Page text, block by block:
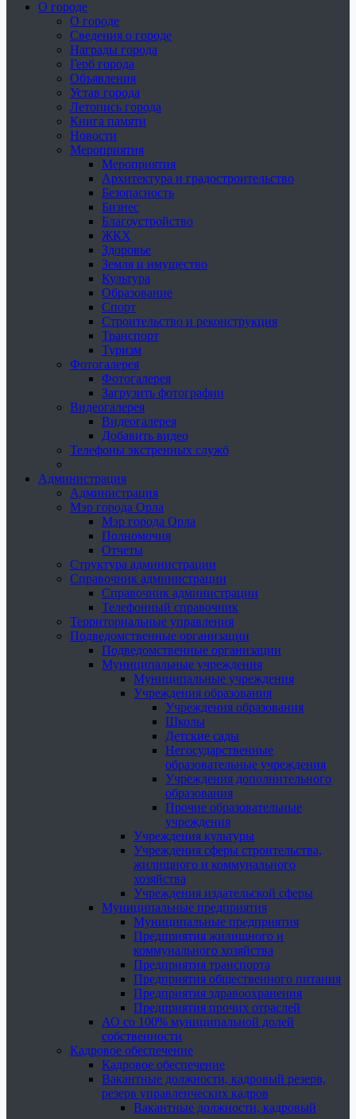
О городе
О городе
Сведения о городе
Награды города
Герб города
Объявления
Устав города
Летопись города
Книга памяти
Новости
Мероприятия
Мероприятия
Архитектура и градостроительство
Безопасность
Бизнес
Благоустройство
ЖКХ
Здоровье
Земля и имущество
Культура
Образование
Спорт
Строительство и реконструкция
Транспорт
Туризм
Фотогалерея
Фотогалерея
Загрузить фотографии
Видеогалерея
Видеогалерея
Добавить видео
Телефоны экстренных служб
Администрация
Администрация
Мэр города Орла
Мэр города Орла
Полномочия
Отчеты
Структура администрации
Справочник администрации
Справочник администрации
Телефонный справочник
Территориальные управления
Подведомственные организации
Подведомственные организации
Муниципальные учреждения
Муниципальные учреждения
Учреждения образования
Учреждения образования
Школы
Детские сады
Негосударственные
образовательные учреждения
Учреждения дополнительного
образования
Прочие образовательные
учреждения
Учреждения культуры
Учреждения сферы строительства,
жилищного и коммунального
хозяйства
Учреждения издательской сферы
Муниципальные предприятия
Муниципальные предприятия
Предприятия жилищного и
коммунального хозяйства
Предприятия транспорта
Предприятия общественного питания
Предприятия здравоохранения
Предприятия прочих отраслей
АО со 100% муниципальной долей
собственности
Кадровое обеспечение
Кадровое обеспечение
Вакантные должности, кадровый резерв,
резерв управленческих кадров
Вакантные должности, кадровый